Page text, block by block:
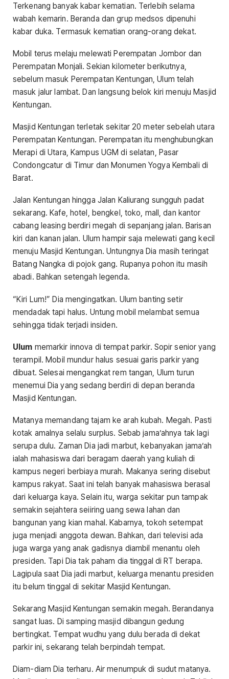
Terkenang banyak kabar kematian. Terlebih selama
wabah kemarin. Beranda dan grup medsos dipenuhi
kabar duka. Termasuk kematian orang-orang dekat.
Mobil terus melaju melewati Perempatan Jombor dan
Perempatan Monjali. Sekian kilometer berikutnya,
sebelum masuk Perempatan Kentungan, Ulum telah
masuk jalur lambat. Dan langsung belok kiri menuju Masjid
Kentungan.
Masjid Kentungan terletak sekitar 20 meter sebelah utara
Perempatan Kentungan. Perempatan itu menghubungkan
Merapi di Utara, Kampus UGM di selatan, Pasar
Condongcatur di Timur dan Monumen Yogya Kembali di
Barat.
Jalan Kentungan hingga Jalan Kaliurang sungguh padat
sekarang. Kafe, hotel, bengkel, toko, mall, dan kantor
cabang leasing berdiri megah di sepanjang jalan. Barisan
kiri dan kanan jalan. Ulum hampir saja melewati gang kecil
menuju Masjid Kentungan. Untungnya Dia masih teringat
Batang Nangka di pojok gang. Rupanya pohon itu masih
abadi. Bahkan setengah legenda.
“Kiri Lum!” Dia mengingatkan. Ulum banting setir
mendadak tapi halus. Untung mobil melambat semua
sehingga tidak terjadi insiden.
Ulum memarkir innova di tempat parkir. Sopir senior yang
terampil. Mobil mundur halus sesuai garis parkir yang
dibuat. Selesai mengangkat rem tangan, Ulum turun
menemui Dia yang sedang berdiri di depan beranda
Masjid Kentungan.
Matanya memandang tajam ke arah kubah. Megah. Pasti
kotak amalnya selalu surplus. Sebab jama’ahnya tak lagi
serupa dulu. Zaman Dia jadi marbut, kebanyakan jama’ah
ialah mahasiswa dari beragam daerah yang kuliah di
kampus negeri berbiaya murah. Makanya sering disebut
kampus rakyat. Saat ini telah banyak mahasiswa berasal
dari keluarga kaya. Selain itu, warga sekitar pun tampak
semakin sejahtera seiiring uang sewa lahan dan
bangunan yang kian mahal. Kabarnya, tokoh setempat
juga menjadi anggota dewan. Bahkan, dari televisi ada
juga warga yang anak gadisnya diambil menantu oleh
presiden. Tapi Dia tak paham dia tinggal di RT berapa.
Lagipula saat Dia jadi marbut, keluarga menantu presiden
itu belum tinggal di sekitar Masjid Kentungan.
Sekarang Masjid Kentungan semakin megah. Berandanya
sangat luas. Di samping masjid dibangun gedung
bertingkat. Tempat wudhu yang dulu berada di dekat
parkir ini, sekarang telah berpindah tempat.
Diam-diam Dia terharu. Air menumpuk di sudut matanya.